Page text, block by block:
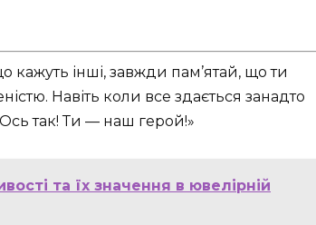
кажуть інші, завжди пам’ятай, що ти
Навіть коли все здається занадто
так! Ти — наш герой!»
та їх значення в ювелірній